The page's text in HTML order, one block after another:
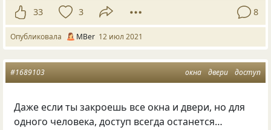
33 3 8
Опубликовала MBer 12 июл 2021
окна двери доступ
#1689103
Даже если ты закроешь все окна и двери, но для
одного человека, доступ всегда останется…